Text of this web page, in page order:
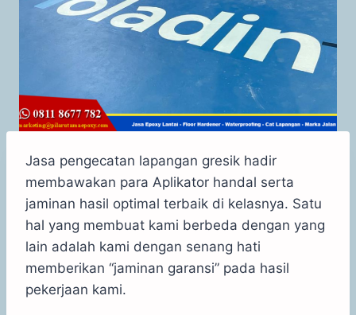
Jasa pengecatan lapangan gresik hadir
membawakan para Aplikator handal serta
jaminan hasil optimal terbaik di kelasnya. Satu
hal yang membuat kami berbeda dengan yang
lain adalah kami dengan senang hati
memberikan “jaminan garansi” pada hasil
pekerjaan kami.